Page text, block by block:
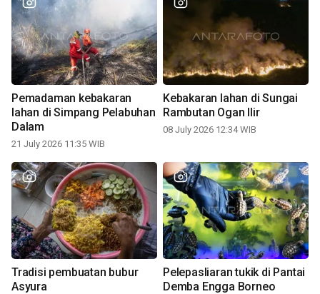
Pemadaman kebakaran
lahan di Simpang Pelabuhan
Dalam
21 July 2026 11:35 WIB
Kebakaran lahan di Sungai
Rambutan Ogan Ilir
08 July 2026 12:34 WIB
Tradisi pembuatan bubur
Asyura
Pelepasliaran tukik di Pantai
Demba Engga Borneo